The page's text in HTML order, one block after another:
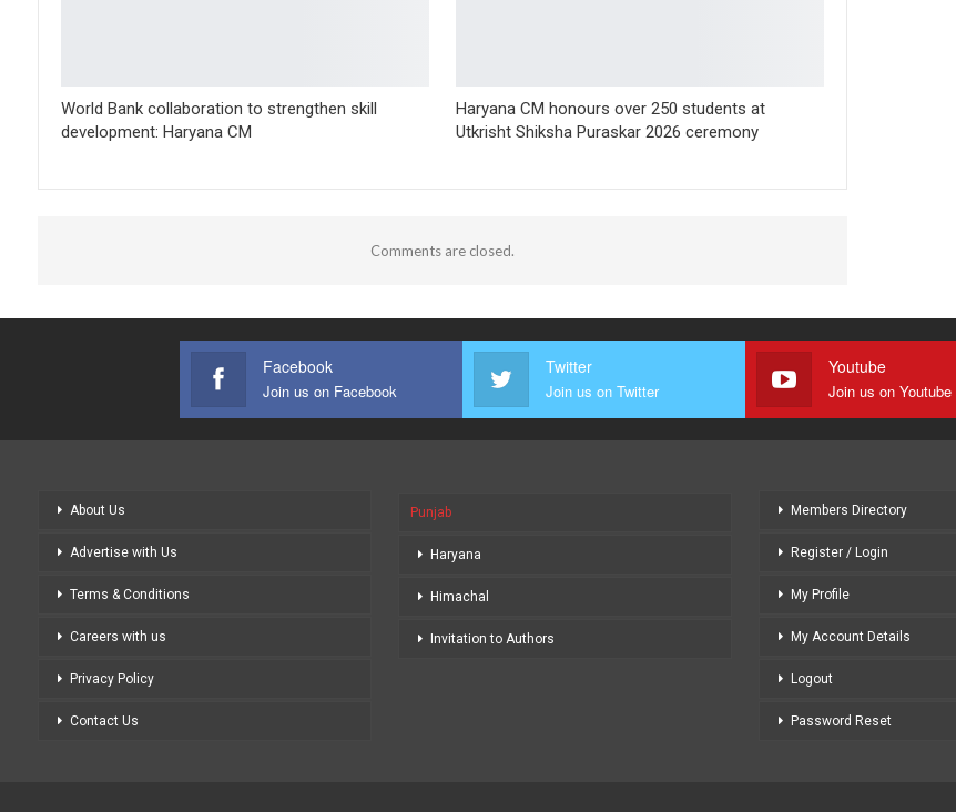
World Bank collaboration to strengthen skill
development: Haryana CM
Haryana CM honours over 250 students at
Utkrisht Shiksha Puraskar 2026 ceremony
Comments are closed.
Facebook
Join us on Facebook
Twitter
Join us on Twitter
Youtube
Join us on Youtube
About Us
Advertise with Us
Terms & Conditions
Careers with us
Privacy Policy
Contact Us
Punjab
Haryana
Himachal
Invitation to Authors
Members Directory
Register / Login
My Profile
My Account Details
Logout
Password Reset